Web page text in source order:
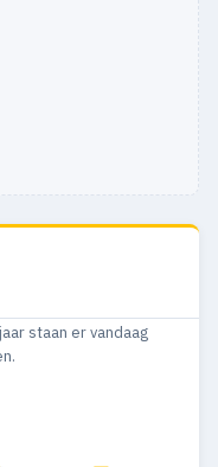
staan er vandaag